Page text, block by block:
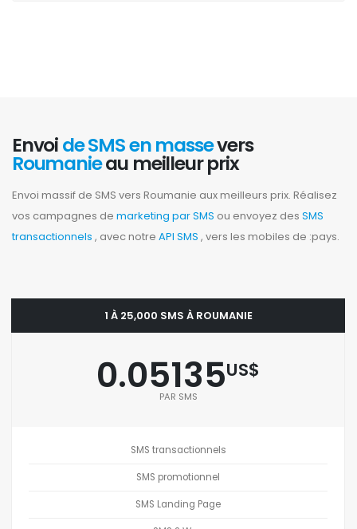
Envoide SMS en massevers
Roumanieau meilleur prix
Envoi massif de SMS vers Roumanie aux meilleurs prix. Réalisez
vos campagnes de marketing par SMS ou envoyez des SMS
transactionnels , avec notre API SMS , vers les mobiles de :pays.
1 À 25,000 SMS À ROUMANIE
0.05135US$
PAR SMS
SMS transactionnels
SMS promotionnel
SMS Landing Page